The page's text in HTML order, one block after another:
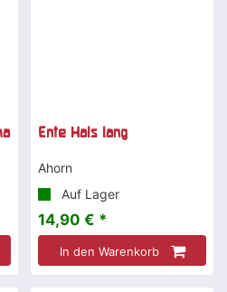
Ente Hals lang
Ahorn
Auf Lager
14,90 € *
In den Warenkorb